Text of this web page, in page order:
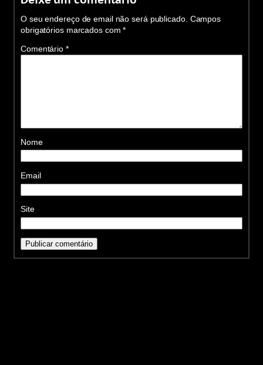
O seu endereço de email não será publicado. Campos
obrigatórios marcados com*
Comentário *
Nome
Email
Site